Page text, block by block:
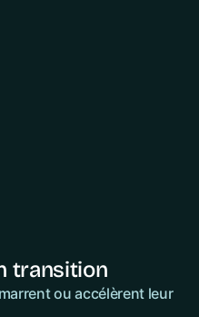
transition
ou accélèrent leur